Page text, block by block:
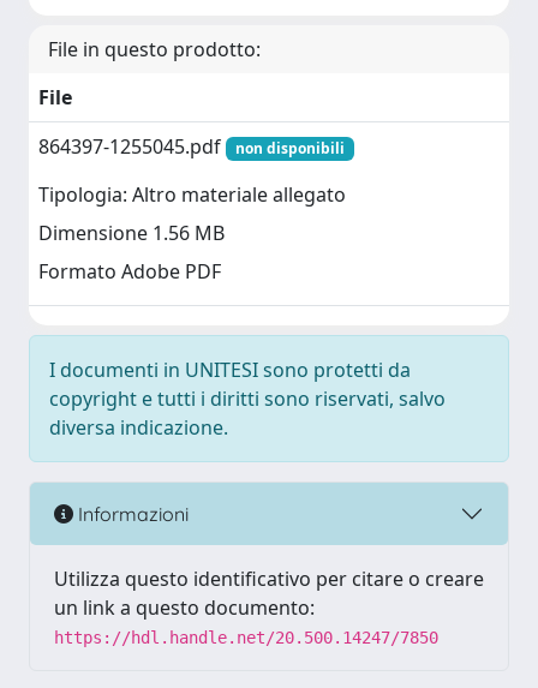
File in questo prodotto:
File
864397-1255045.pdf
non disponibili
Tipologia: Altro materiale allegato
Dimensione 1.56 MB
Formato Adobe PDF
I documenti in UNITESI sono protetti da
copyright e tutti i diritti sono riservati, salvo
diversa indicazione.
Informazioni
Utilizza questo identificativo per citare o creare
un link a questo documento:
https://hdl.handle.net/20.500.14247/7850